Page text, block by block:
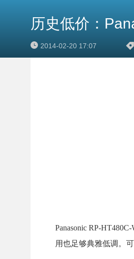
历史低价：
2014-02-20 17:07
Panasonic RP-
用也足够典雅低调。